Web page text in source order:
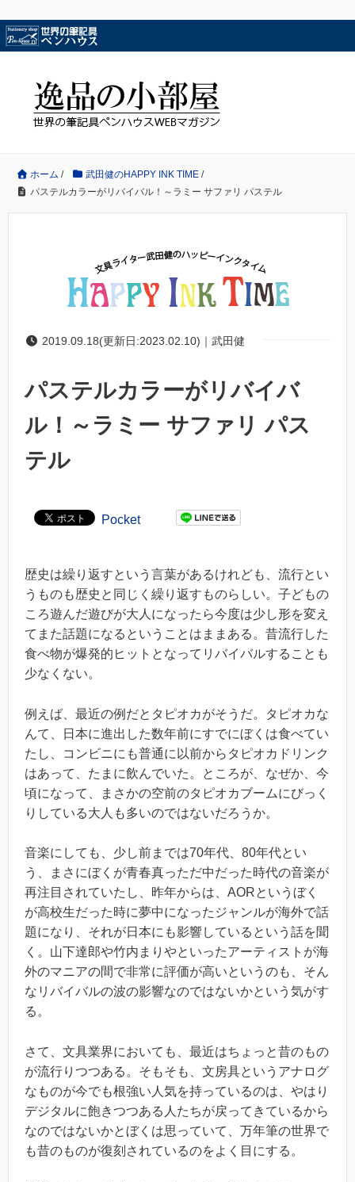
ホーム / 武田健のHAPPY INK TIME /
パステルカラーがリバイバル！～ラミー サファリ パステル
2019.09.18(更新日:2023.02.10)｜武田健
パステルカラーがリバイバ
ル！～ラミー サファリ パス
テル
Pocket
歴史は繰り返すという言葉があるけれども、流行とい
うものも歴史と同じく繰り返すものらしい。子どもの
ころ遊んだ遊びが大人になったら今度は少し形を変え
てまた話題になるということはままある。昔流行した
食べ物が爆発的ヒットとなってリバイバルすることも
少なくない。
例えば、最近の例だとタピオカがそうだ。タピオカな
んて、日本に進出した数年前にすでにぼくは食べてい
たし、コンビニにも普通に以前からタピオカドリンク
はあって、たまに飲んでいた。ところが、なぜか、今
頃になって、まさかの空前のタピオカブームにびっく
りしている大人も多いのではないだろうか。
音楽にしても、少し前までは70年代、80年代とい
う、まさにぼくが青春真っただ中だった時代の音楽が
再注目されていたし、昨年からは、AORというぼく
が高校生だった時に夢中になったジャンルが海外で話
題になり、それが日本にも影響しているという話を聞
く。山下達郎や竹内まりやといったアーティストが海
外のマニアの間で非常に評価が高いというのも、そん
なリバイバルの波の影響なのではないかという気がす
る。
さて、文具業界においても、最近はちょっと昔のもの
が流行りつつある。そもそも、文房具というアナログ
なものが今でも根強い人気を持っているのは、やはり
デジタルに飽きつつある人たちが戻ってきているから
なのではないかとぼくは思っていて、万年筆の世界で
も昔のものが復刻されているのをよく目にする。